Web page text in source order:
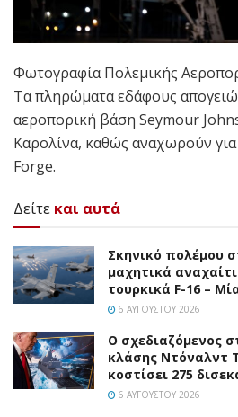
Φωτογραφία Πολεμικής
Τα πληρώματα εδάφους
αεροπορική βάση Seymour
Καρολίνα, καθώς αναχωρούν
Forge.
Δείτε και αυτά
Σκηνικό πολέμου
μαχητικά
τουρκικά F-16 –
6 ΑΥΓΟΎΣΤΟΥ 2026
Ο σχεδιαζόμενος
κλάσης Ντόναλντ
κοστίσει 275
6 ΑΥΓΟΎΣΤΟΥ 2026